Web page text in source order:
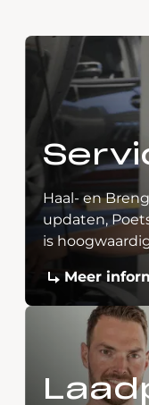
Haal- en
updaten,
is
Meer